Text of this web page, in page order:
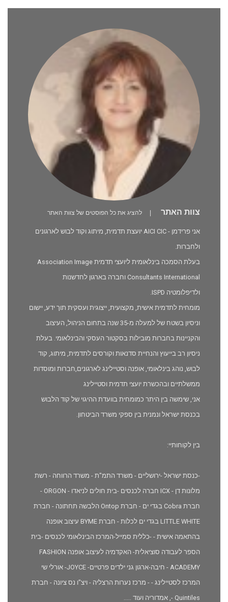
צוות האתר להציג את כל הפוסטים של צוות האתר
אני פרידמן - AICI CIC יועצת תדמית, מיתוג וקוד לבוש לארגונים
ולחברות.
בעלת הסמכה בינלאומית ליועצי תדמית Association Image
Consultants International וחברה בארגון לחדשנות
ולדיפלומטיה ISPD.
מומחית לתדמית אישית, מקצועית, ייצוגית ועסקית תוך ידע, יישום
וניסיון בשטח של למעלה מ-35 שנה בתחום הניהול, העיצוב
והקניינות בחברות מובילות בסקטור העסקי והבינלאומי. בעלת
ניסיון רב בייעוץ והנחיית סדנאות וקורסים לתדמית, מיתוג, קוד
לבוש, נוהג בינלאומי, אופנה וסטיילינג לארגונים,חברות ומוסדות
ממשלתיים ובהכשרת יועצי תדמית וסטיילינג
אני, שימשה בין היתר כמומחית בוועדת ההיגוי של קוד הלבוש
בכנסת ישראל ונמנית בין ספקי משרד הביטחון.
בין לקוחותיי:
-כנסת ישראל -ירושליים - משרד התמ"ת - משרד הרווחה - רשת
מלונות דן - ICX חברה לכנסים -בית חולים לניאדו - ORGON -
חברת Cobra בגדי ים - חברת Ontop הלבשה תחתונה - חברת
LITTLE WHITE בגדי ים לכלות - חברת BYME עיצוב אופנה
בהתאמה אישית - -כללית סמייל-המרכז הבינלאומי לכנסים -בית
הספר לעבודה סוציאלית- האקדמיה לעיצוב אופנה FASHION
ACADEMY - חיבה-ארגון גני ילדים פרטיים- JOYCE- אורלי שי
המרכז לסטיילינג - - מרכז נערות הרצליה - ויצ"ו נס ציונה - חברת
Quintiles -, אמדוריה ועוד .....